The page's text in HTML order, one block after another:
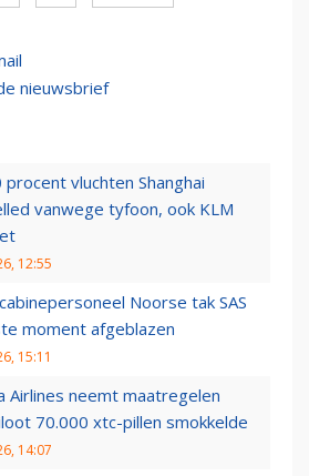
nieuwsbrief
procent vluchten Shanghai
vanwege tyfoon, ook KLM
12:55
Noorse tak SAS
moment afgeblazen
15:11
Airlines neemt maatregelen
70.000 xtc-pillen smokkelde
14:07